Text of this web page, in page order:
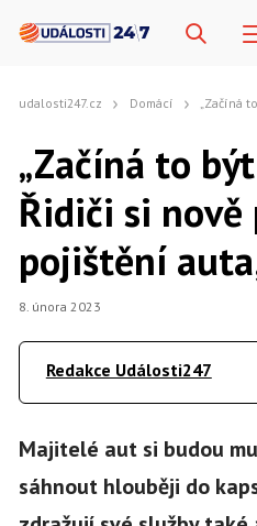
udalosti247.cz Domácí „Začíná to být
„Začíná to
Řidiči si
pojištění
8. února 2023
Redakce Události247
Majitelé aut si budou
sáhnout hlouběji do